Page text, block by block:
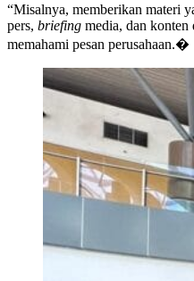
“Misalnya, memberikan materi
pers, briefing media, dan konten
memahami pesan perusahaan.�